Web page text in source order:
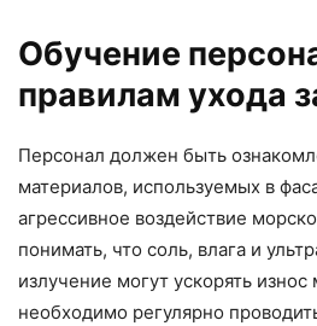
Обучение
правилам ухода
Персонал должен быть
материалов, используемых в
агрессивное воздействие
понимать, что соль, влага и
излучение могут ускорять
необходимо регулярно